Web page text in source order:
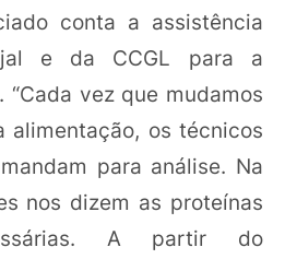
conta a assistência
e da CCGL para a
vez que mudamos
alimentação, os técnicos
para análise. Na
nos dizem as proteínas
A partir do